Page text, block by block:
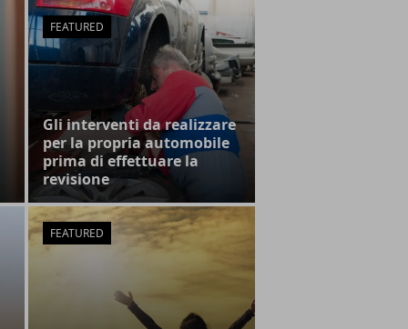
FEATURED
Gli interventi da realizzare
per la propria automobile
prima di effettuare la
revisione
FEATURED